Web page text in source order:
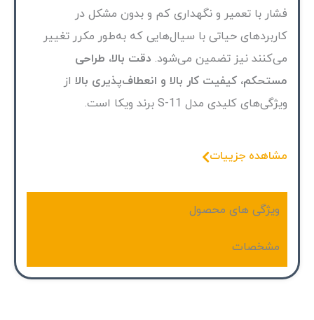
فشار با تعمیر و نگهداری کم و بدون مشکل در
کاربردهای حیاتی با سیال‌هایی که به‌طور مکرر تغییر
می‌کنند نیز تضمین می‌شود. دقت بالا، طراحی
مستحکم، کیفیت کار بالا و انعطاف‌پذیری بالا از
ویژگی‌های کلیدی مدل S-11 برند ویکا است.
مشاهده جزییات
ویژگی های محصول
مشخصات